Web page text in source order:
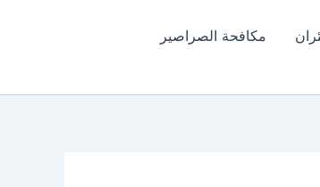
مكافحة الصراصير